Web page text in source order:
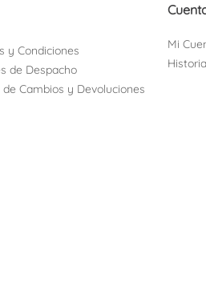
y Condiciones
de Despacho
de Cambios y Devoluciones
Mi